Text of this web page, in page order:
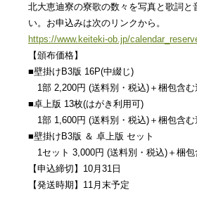
北大恵迪寮の寮歌の数々を写真と歌詞と
い。 お申込みは次のリンクから。
https://www.keiteki-ob.jp/
【頒布価格】
■壁掛けB3版 16P(中綴じ)
1部 2,200円 (送料別・税込)＋梱包含む
■卓上版 13枚(はがき利用可)
1部 1,600円 (送料別・税込)＋梱包含む
■壁掛けB3版 ＆ 卓上版 セット
1セット 3,000円 (送料別・税込)＋梱包
【申込締切】10月31日
【発送時期】11月末予定